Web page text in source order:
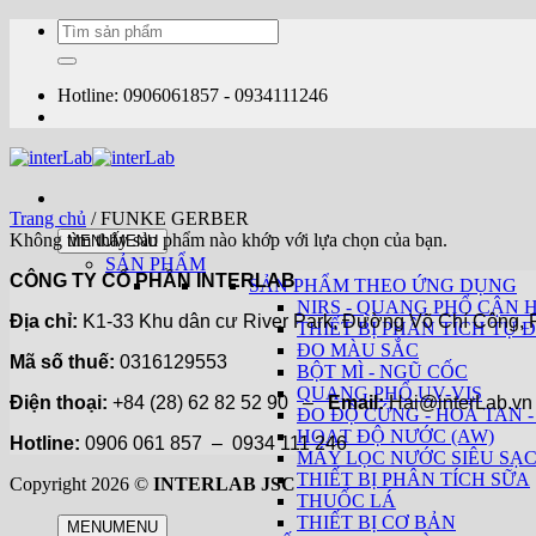
dung
Tìm
kiếm:
Hotline: 0906061857 - 0934111246
MENUMENU
SẢN PHẨM
SẢN PHẨM THEO ỨNG DỤNG
NIRS - QUANG PHỔ CẬN
THIẾT BỊ PHÂN TÍCH TỰ
ĐO MÀU SẮC
BỘT MÌ - NGŨ CỐC
QUANG PHỔ UV-VIS
ĐO ĐỘ CỨNG - HOÀ TAN
HOẠT ĐỘ NƯỚC (AW)
MÁY LỌC NƯỚC SIÊU
THIẾT BỊ PHÂN TÍCH SỮA
THUỐC LÁ
THIẾT BỊ CƠ BẢN
Trang chủ /FUNKE GERBER
Không tìm thấy sản phẩm nào khớp với lựa chọn của bạn.
CÔNG TY CỔ PHẦN INTERLAB
Địa chỉ: K1-33 Khu dân cư River Park, Đường Võ Chí Công,
Mã số thuế: 0316129553
Điện thoại: +84 (28) 62 82 52 90 –Email:
Hotline: 0906 061 857 – 0934 111 246
Copyright 2026 © INTERLAB JSC
MENUMENU